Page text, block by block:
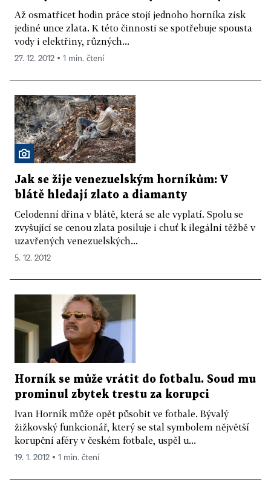
Až osmatřicet hodin práce stojí jednoho horníka zisk
jediné unce zlata. K této činnosti se spotřebuje spousta
vody i elektřiny, různých...
27. 12. 2012 ▪ 1 min. čtení
Jak se žije venezuelským horníkům: V
blátě hledají zlato a diamanty
Celodenní dřina v blátě, která se ale vyplatí. Spolu se
zvyšující se cenou zlata posiluje i chuť k ilegální těžbě v
uzavřených venezuelských...
5. 12. 2012
Horník se může vrátit do fotbalu. Soud mu
prominul zbytek trestu za korupci
Ivan Horník může opět působit ve fotbale. Bývalý
žižkovský funkcionář, který se stal symbolem nějvětší
korupční aféry v českém fotbale, uspěl u...
19. 1. 2012 ▪ 1 min. čtení